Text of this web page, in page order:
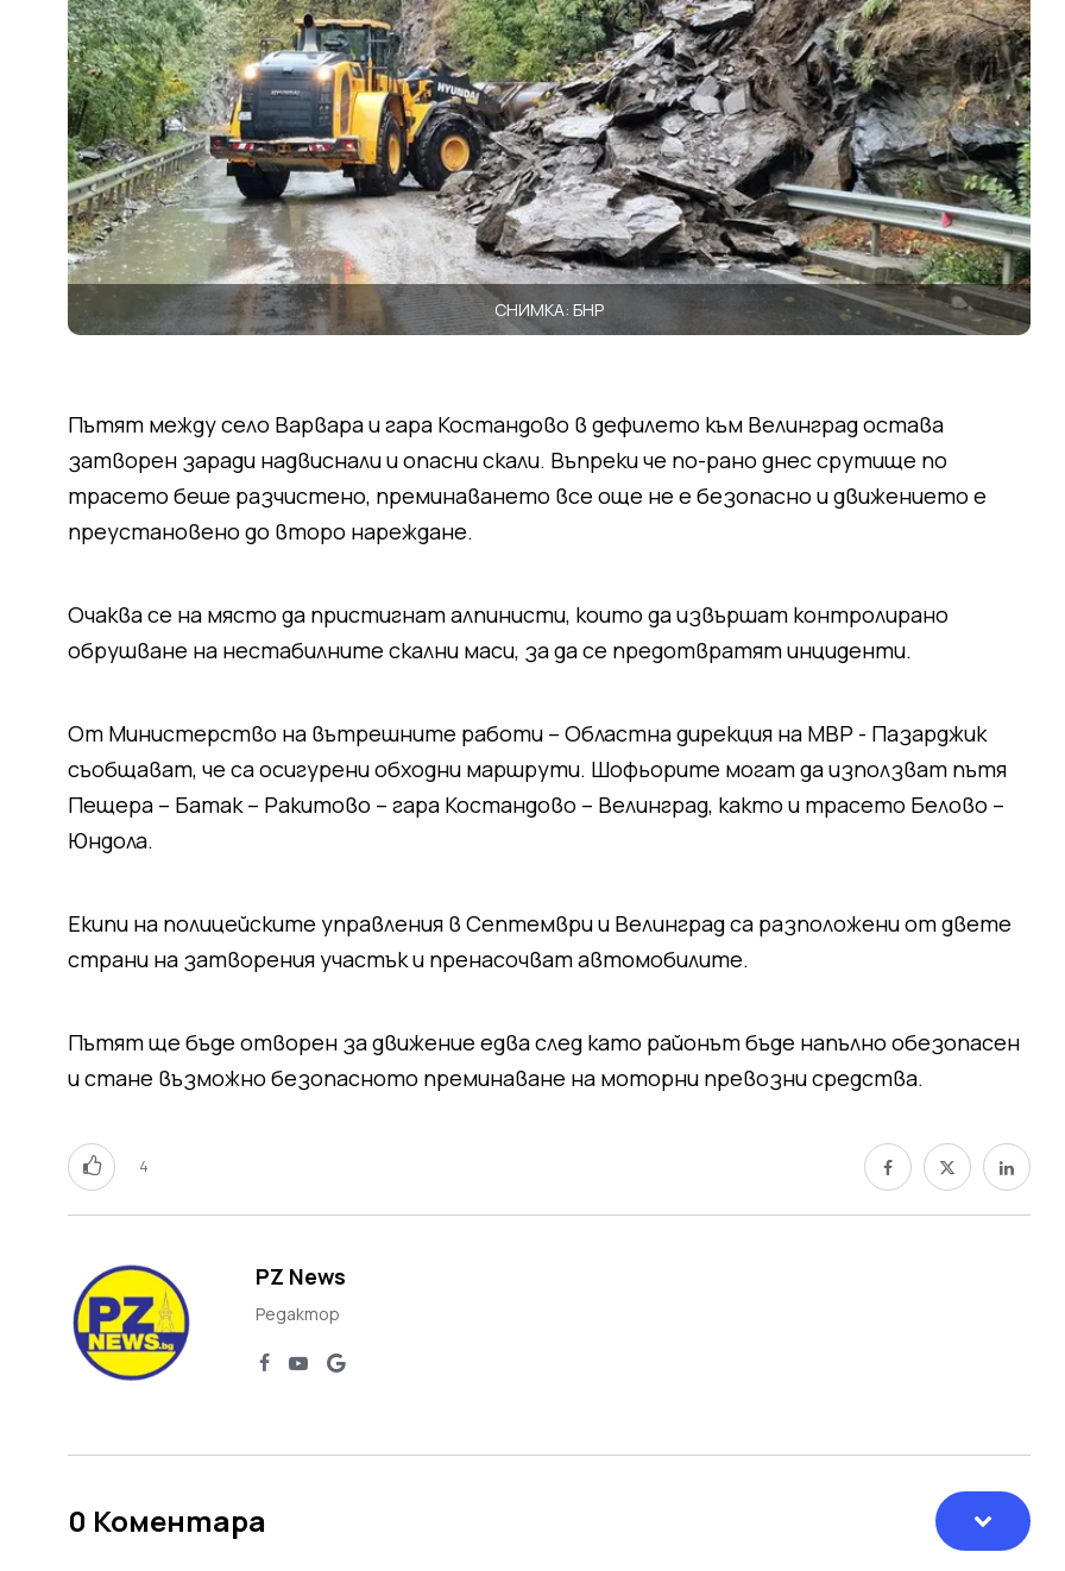
СНИМКА: БНР
Пътят между село Варвара и гара Костандово в дефилето към Велинград остава
затворен заради надвиснали и опасни скали. Въпреки че по-рано днес срутище по
трасето беше разчистено, преминаването все още не е безопасно и движението е
преустановено до второ нареждане.
Очаква се на място да пристигнат алпинисти, които да извършат контролирано
обрушване на нестабилните скални маси, за да се предотвратят инциденти.
От Министерство на вътрешните работи – Областна дирекция на МВР - Пазарджик
съобщават, че са осигурени обходни маршрути. Шофьорите могат да използват пътя
Пещера – Батак – Ракитово – гара Костандово – Велинград, както и трасето Белово –
Юндола.
Екипи на полицейските управления в Септември и Велинград са разположени от двете
страни на затворения участък и пренасочват автомобилите.
Пътят ще бъде отворен за движение едва след като районът бъде напълно обезопасен
и стане възможно безопасното преминаване на моторни превозни средства.
4
PZ News
Редактор
0 Коментара